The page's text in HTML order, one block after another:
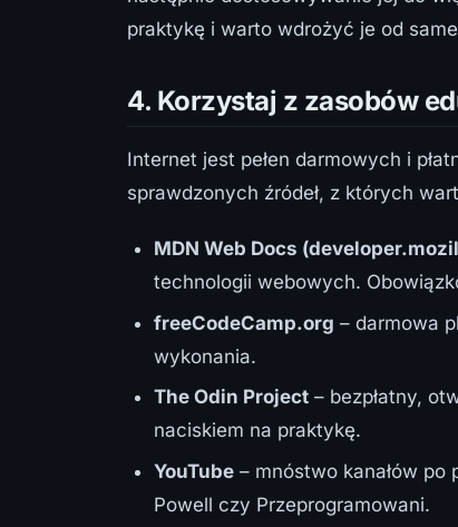
praktykę i warto wdrożyć je od
4. Korzystaj z zasobów
Internet jest pełen darmowych i
sprawdzonych źródeł, z których
MDN Web Docs
technologii webowych.
freeCodeCamp.org – darmowa
wykonania.
The Odin Project – bezpłatny,
naciskiem na praktykę.
YouTube – mnóstwo kanałów po
Powell czy Przeprogramowani.